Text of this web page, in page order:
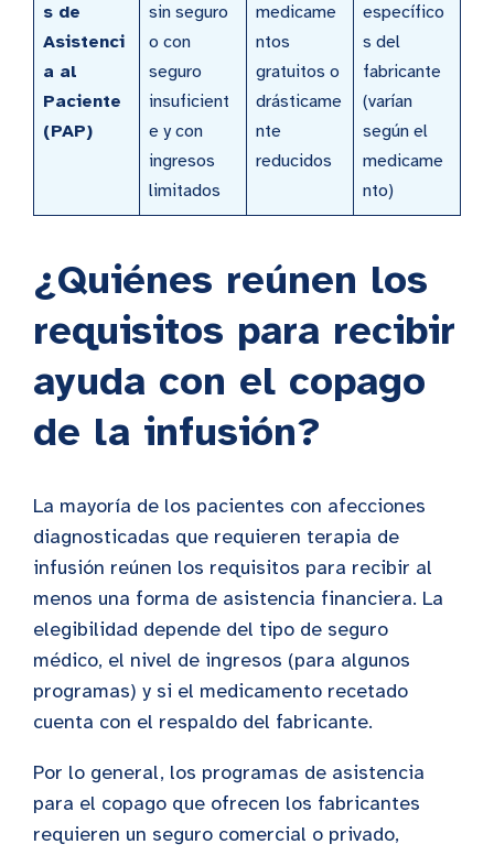
s de
Asistenci
a al
Paciente
(PAP)
sin seguro
o con
seguro
insuficient
e y con
ingresos
limitados
medicame
ntos
gratuitos o
drásticame
nte
reducidos
específico
s del
fabricante
(varían
según el
medicame
nto)
¿Quiénes reúnen los
requisitos para recibir
ayuda con el copago
de la infusión?
La mayoría de los pacientes con afecciones
diagnosticadas que requieren terapia de
infusión reúnen los requisitos para recibir al
menos una forma de asistencia financiera. La
elegibilidad depende del tipo de seguro
médico, el nivel de ingresos (para algunos
programas) y si el medicamento recetado
cuenta con el respaldo del fabricante.
Por lo general, los programas de asistencia
para el copago que ofrecen los fabricantes
requieren un seguro comercial o privado,